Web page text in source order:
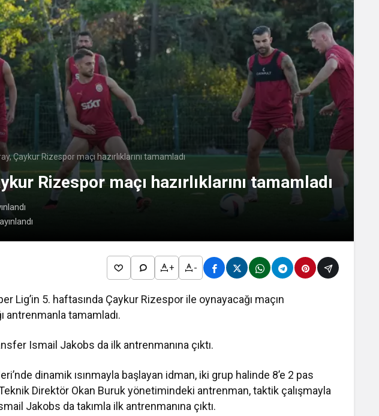
Çaykur Rizespor maçı hazırlıklarını tamamladı
Rizespor maçı hazırlıklarını tamamladı
+ -
Lig’in 5. haftasında Çaykur Rizespor ile oynayacağı maçın
antrenmanla tamamladı.
Ismail Jakobs da ilk antrenmanına çıktı.
dinamik ısınmayla başlayan idman, iki grup halinde 8’e 2 pas
Direktör Okan Buruk yönetimindeki antrenman, taktik çalışmayla
Jakobs da takımla ilk antrenmanına çıktı.